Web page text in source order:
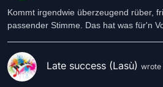
Kommt irgendwie überzeugend rüber,
passender Stimme. Das hat was für'n
Late success (Lasù) wrote